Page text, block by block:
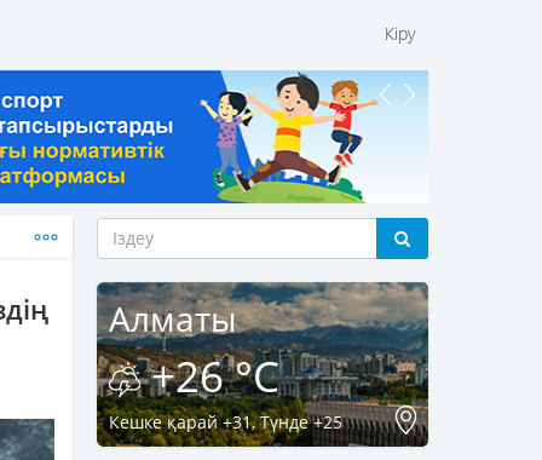
Кіру
Алматы
+26 °C
Кешке қарай +31, Түнде +25